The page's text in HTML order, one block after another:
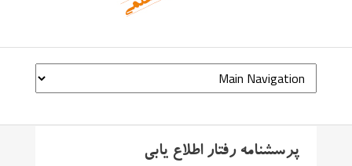
پرسشنامه رفتار اطلاع یابی